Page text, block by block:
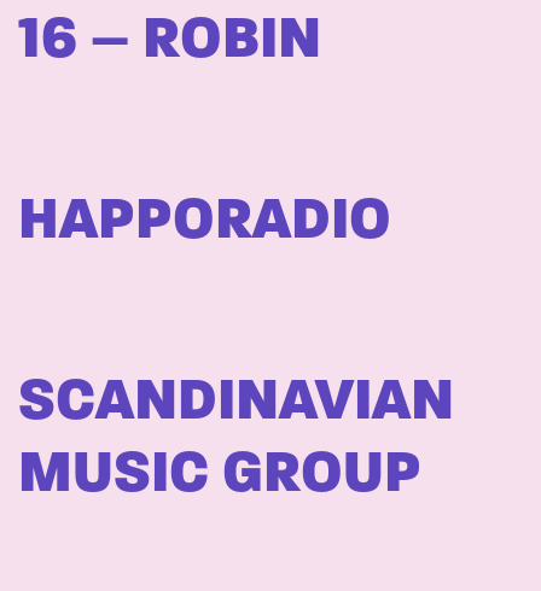
16 – ROBIN
HAPPORADIO
SCANDINAVIAN
MUSIC GROUP